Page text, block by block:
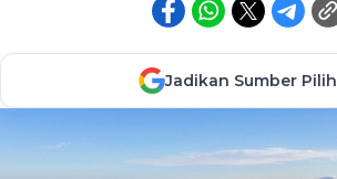
Jadikan Sumber